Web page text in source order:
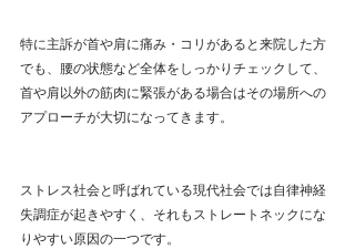
特に主訴が首や肩に痛み・コリがあると来院した方
でも、腰の状態など全体をしっかりチェックして、
首や肩以外の筋肉に緊張がある場合はその場所への
アプローチが大切になってきます。
ストレス社会と呼ばれている現代社会では自律神経
失調症が起きやすく、それもストレートネックにな
りやすい原因の一つです。